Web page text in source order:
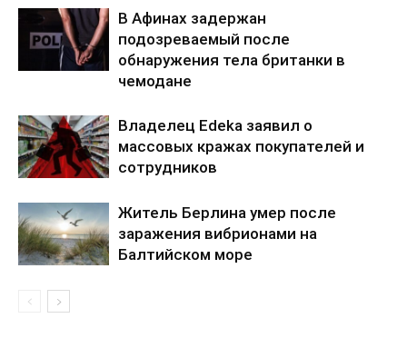
В Афинах задержан
подозреваемый после
обнаружения тела британки в
чемодане
Владелец Edeka заявил о
массовых кражах покупателей и
сотрудников
Житель Берлина умер после
заражения вибрионами на
Балтийском море